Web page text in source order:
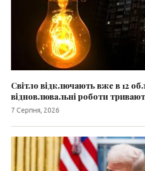
Світло відключають вже в 12
відновлювальні роботи
7 Серпня, 2026